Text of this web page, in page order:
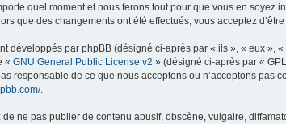
quel moment et nous ferons tout pour que vous en soyez
que des changements ont été effectués, vous acceptez
développés par phpBB (désigné ci-après par « ils », « eux »,
« GNU General Public License v2 » (désigné ci-après par «
responsable de ce que nous acceptons ou n’acceptons
.
de ne pas publier de contenu abusif, obscène, vulgaire,